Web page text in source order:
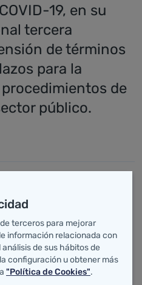
19, en su
tercera
de términos
para la
de
público.
de la próxima
estado de alarma, se
SUSPENDIDOS LOS
LOS PLAZOS
de personal de
Cantabria,incluida la
correspondiente a
terceros para mejorar
información relacionada con
de sus hábitos de
configuración u obtener más
"Política de Cookies".